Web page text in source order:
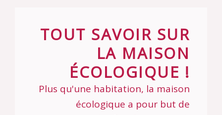
TOUT SAVOIR SUR
LA MAISON
ÉCOLOGIQUE !
Plus qu'une habitation, la maison
écologique a pour but de